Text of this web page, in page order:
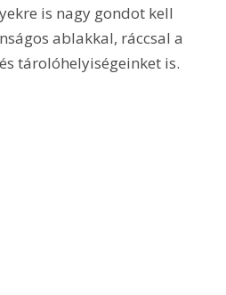
is nagy gondot kell
ablakkal, ráccsal a
tárolóhelyiségeinket is.